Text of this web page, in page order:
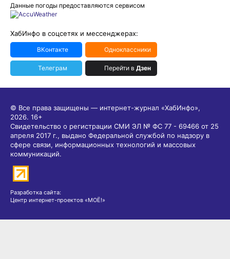
Данные погоды предоставляются сервисом
ХабИнфо в соцсетях и мессенджерах:
ВКонтакте Одноклассники
Телеграм Перейти в Дзен
© Все права защищены — интернет-журнал «ХабИнфо»,
2026. 16+
Свидетельство о регистрации СМИ ЭЛ № ФС 77 - 69466 от 25
апреля 2017 г., выдано Федеральной службой по надзору в
сфере связи, информационных технологий и массовых
коммуникаций.
Разработка сайта:
Центр интернет-проектов «МОЁ!»